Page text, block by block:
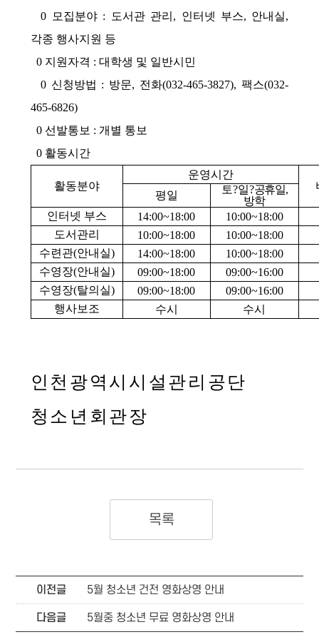
0 모집분야 : 도서관 관리, 인터넷 부스, 안내실,
각종 행사지원 등
0 지원자격 : 대학생 및 일반시민
0 신청방법 : 방문, 전화(032-465-3827), 팩스(032-
465-6826)
0 선발통보 : 개별 통보
0 활동시간
활동분야
운영시간
평일 토?일?공휴일,
방학
인터넷 부스
14:00~18:00
10:00~18:00
도서관리
10:00~18:00
10:00~18:00
수련관(안내실)
14:00~18:00
10:00~18:00
수영장(안내실)
09:00~18:00
09:00~16:00
수영장(탈의실)
09:00~18:00
09:00~16:00
행사보조
수시 수시
인천광역시시설관리공단
청소년회관장
목록
이전글 5월 청소년 건전 영화상영 안내
다음글 5월중 청소년 무료 영화상영 안내